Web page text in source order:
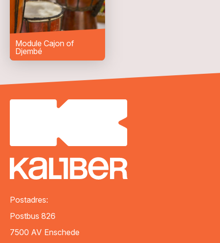
Module Cajon of
Djembé
Postadres:
Postbus 826
7500 AV Enschede